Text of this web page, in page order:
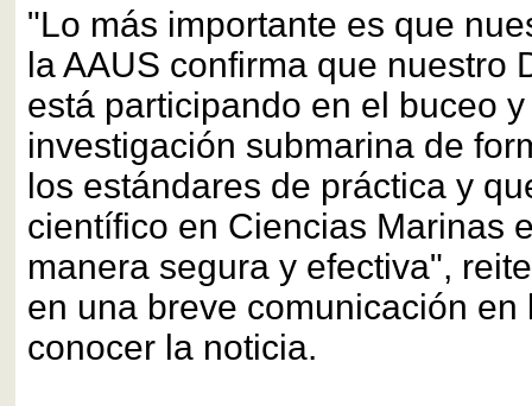
"Lo más importante es que
la AAUS confirma que nuestro
está participando en el buceo
investigación submarina de
los estándares de práctica y
científico en Ciencias Marinas
manera segura y efectiva",
en una breve comunicación en
conocer la noticia.